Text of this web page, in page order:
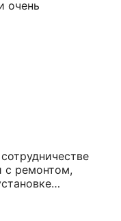
очень
с ремонтом,
отзывы,